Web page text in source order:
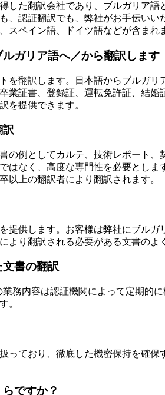
得した翻訳会社であり、ブルガリ
、認証翻訳でも、弊社がお手伝い
スペイン語、ドイツ語などが含まれ
ガリア語へ／から翻訳します
を翻訳します。日本語からブルガ
業証書、登録証、運転免許証、結
を提供できます。
訳
の例としてカルテ、技術レポート
はなく、高度な専門性を必要とし
以上の翻訳者により翻訳されます。
提供します。お客様は弊社にブル
より翻訳される必要がある文書の
書の翻訳
務内容は認証機関によって定期的
。
っており、徹底した機密保持を確
ですか？